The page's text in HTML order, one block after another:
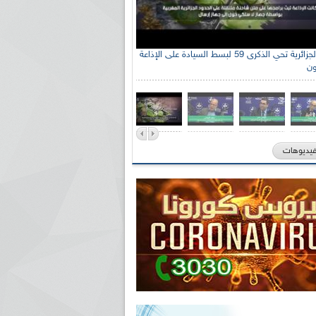
الإذاعة الجزائرية تحي الذكرى 59 لبسط السيادة على الإذاعة